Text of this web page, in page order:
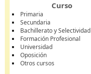
Curso
Primaria
Secundaria
Bachillerato y Selectividad
Formación Profesional
Universidad
Oposición
Otros cursos